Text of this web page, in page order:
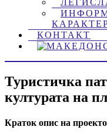
КОНТАКТ
Туристичка
културата на
Краток опис на